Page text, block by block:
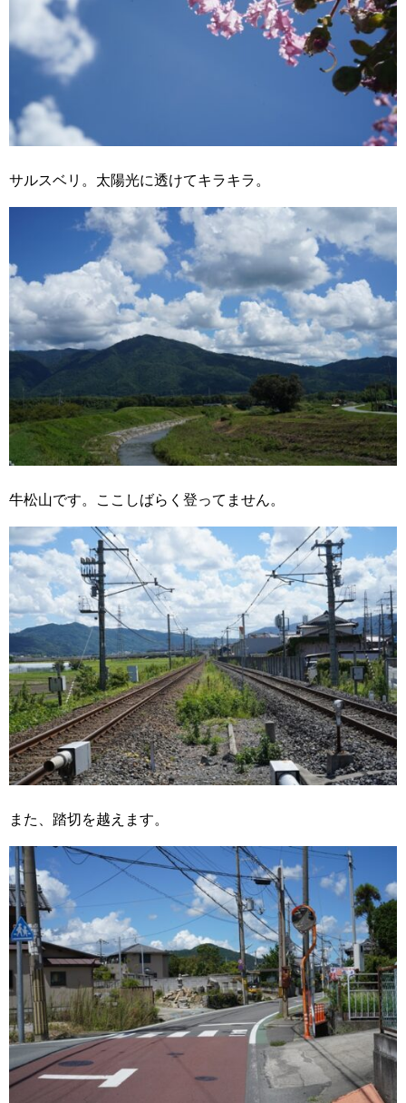
サルスベリ。太陽光に透けてキラキラ。
牛松山です。ここしばらく登ってません。
また、踏切を越えます。